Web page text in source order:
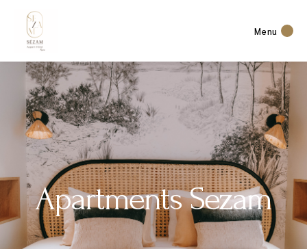
Menu
Apartments Sezam